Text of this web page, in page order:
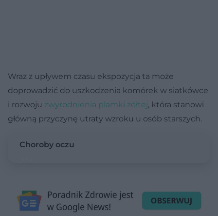
Wraz z upływem czasu ekspozycja ta może
doprowadzić do uszkodzenia komórek w siatkówce
i rozwoju zwyrodnienia plamki żółtej, która stanowi
główną przyczynę utraty wzroku u osób starszych.
Choroby oczu